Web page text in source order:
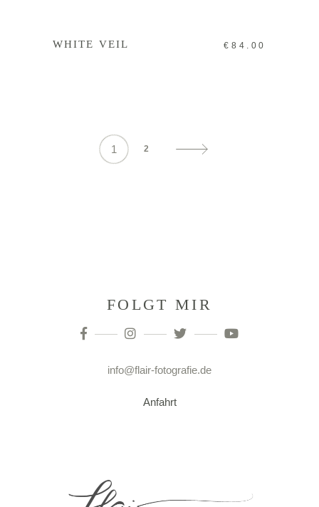
WHITE VEIL € 84.00
1 2
FOLGT MIR
info@flair-fotografie.de
Anfahrt